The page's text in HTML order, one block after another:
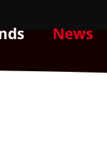
News